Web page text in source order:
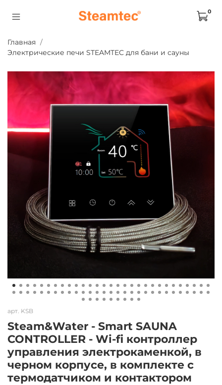
0
Главная
Электрические печи STEAMTEC для бани и сауны
арт. KSB
Steam&Water - Smart SAUNA
CONTROLLER - Wi-fi контроллер
управления электрокаменкой, в
черном корпусе, в комплекте с
термодатчиком и контактором